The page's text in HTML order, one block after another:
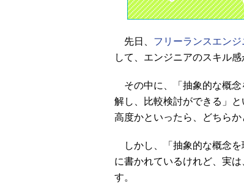
先日、 フリーランスエン
して、エンジニアのスキル感
その中に、「抽象的な概念
解し、比較検討ができる」
高度かといったら、どちら
しかし、「抽象的な概念を
に書かれているけれど、実
す。